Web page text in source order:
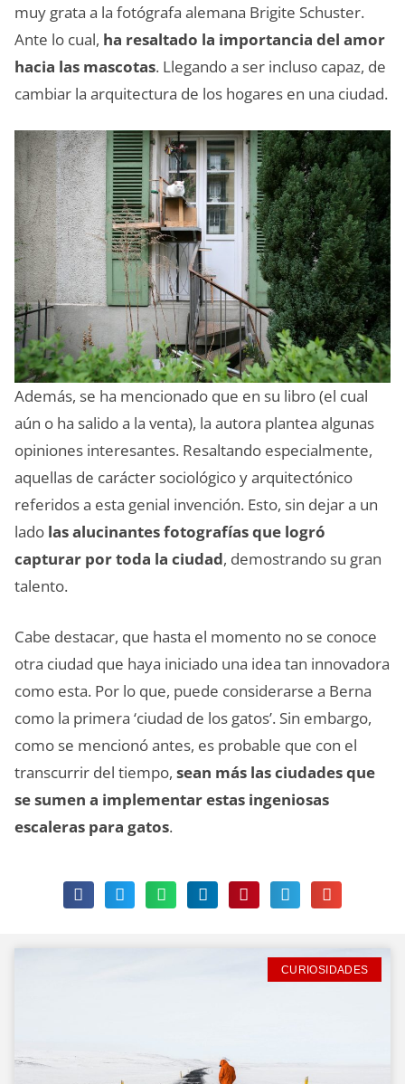
muy grata a la fotógrafa alemana Brigite Schuster.
Ante lo cual, ha resaltado la importancia del amor
hacia las mascotas. Llegando a ser incluso capaz, de
cambiar la arquitectura de los hogares en una ciudad.
Además, se ha mencionado que en su libro (el cual
aún o ha salido a la venta), la autora plantea algunas
opiniones interesantes. Resaltando especialmente,
aquellas de carácter sociológico y arquitectónico
referidos a esta genial invención. Esto, sin dejar a un
lado las alucinantes fotografías que logró
capturar por toda la ciudad, demostrando su gran
talento.
Cabe destacar, que hasta el momento no se conoce
otra ciudad que haya iniciado una idea tan innovadora
como esta. Por lo que, puede considerarse a Berna
como la primera ‘ciudad de los gatos’. Sin embargo,
como se mencionó antes, es probable que con el
transcurrir del tiempo, sean más las ciudades que
se sumen a implementar estas ingeniosas
escaleras para gatos.
CURIOSIDADES